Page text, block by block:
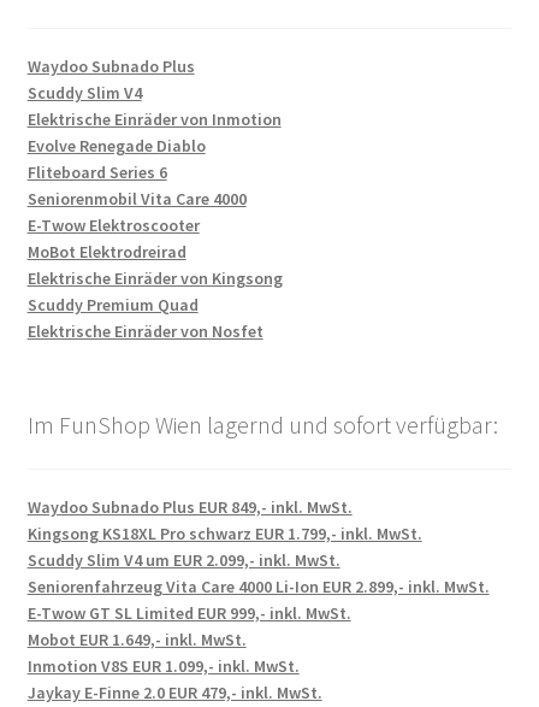
Waydoo Subnado Plus
Scuddy Slim V4
Elektrische Einräder von Inmotion
Evolve Renegade Diablo
Fliteboard Series 6
Seniorenmobil Vita Care 4000
E-Twow Elektroscooter
MoBot Elektrodreirad
Elektrische Einräder von Kingsong
Scuddy Premium Quad
Elektrische Einräder von Nosfet
Im FunShop Wien lagernd und sofort verfügbar:
Waydoo Subnado Plus EUR 849,- inkl. MwSt.
Kingsong KS18XL Pro schwarz EUR 1.799,- inkl. MwSt.
Scuddy Slim V4 um EUR 2.099,- inkl. MwSt.
Seniorenfahrzeug Vita Care 4000 Li-Ion EUR 2.899,- inkl. MwSt.
E-Twow GT SL Limited EUR 999,- inkl. MwSt.
Mobot EUR 1.649,- inkl. MwSt.
Inmotion V8S EUR 1.099,- inkl. MwSt.
Jaykay E-Finne 2.0 EUR 479,- inkl. MwSt.